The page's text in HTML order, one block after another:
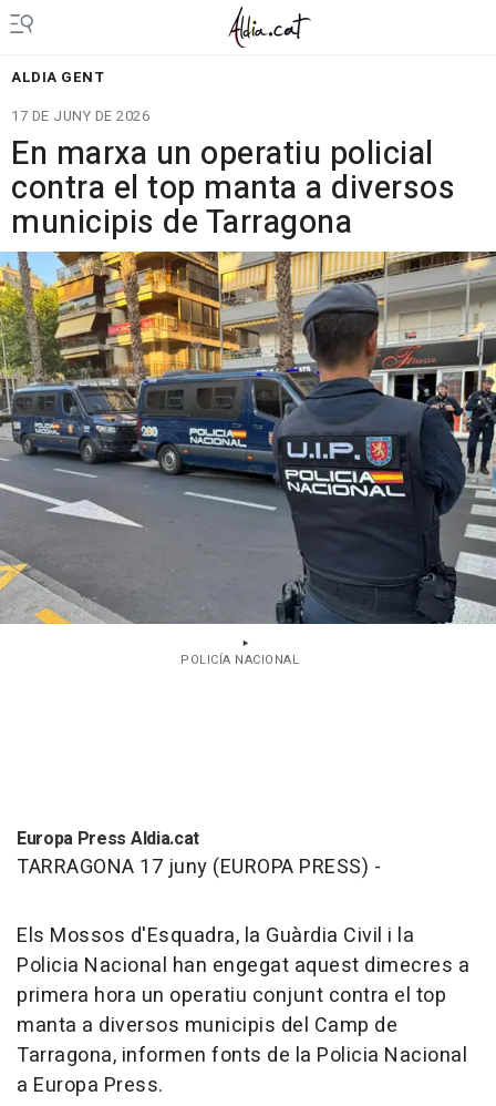
ALDIA GENT
17 DE JUNY DE 2026
En marxa un operatiu policial
contra el top manta a diversos
municipis de Tarragona
POLICÍA NACIONAL
Europa Press Aldia.cat
TARRAGONA 17 juny (EUROPA PRESS) -
Els Mossos d'Esquadra, la Guàrdia Civil i la
Policia Nacional han engegat aquest dimecres a
primera hora un operatiu conjunt contra el top
manta a diversos municipis del Camp de
Tarragona, informen fonts de la Policia Nacional
a Europa Press.